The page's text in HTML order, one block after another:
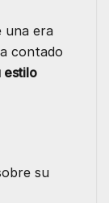
una era
contado
estilo
su